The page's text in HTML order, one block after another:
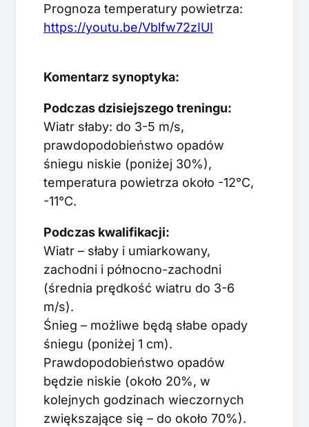
Prognoza temperatury powietrza:
https://youtu.be/Vblfw72zIUI
Komentarz synoptyka:
Podczas dzisiejszego treningu:
Wiatr słaby: do 3-5 m/s,
prawdopodobieństwo opadów
śniegu niskie (poniżej 30%),
temperatura powietrza około -12°C,
-11°C.
Podczas kwalifikacji:
Wiatr – słaby i umiarkowany,
zachodni i północno-zachodni
(średnia prędkość wiatru do 3-6
m/s).
Śnieg – możliwe będą słabe opady
śniegu (poniżej 1 cm).
Prawdopodobieństwo opadów
będzie niskie (około 20%, w
kolejnych godzinach wieczornych
zwiększające się – do około 70%).